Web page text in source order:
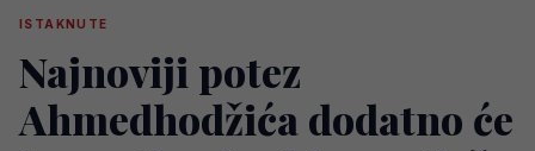
ISTAKNUTE
Najnoviji potez
Ahmedhodžića dodatno će